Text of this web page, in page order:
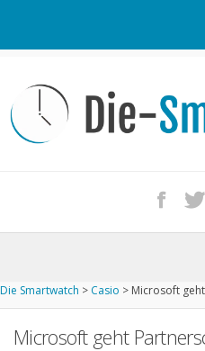
Kontakt / Tipp geben
Impressum
iPhone kaufen
Startseite
Aktuelle Smartwatches im
Die Smartwatch > Casio > Microsoft
Microsoft geht